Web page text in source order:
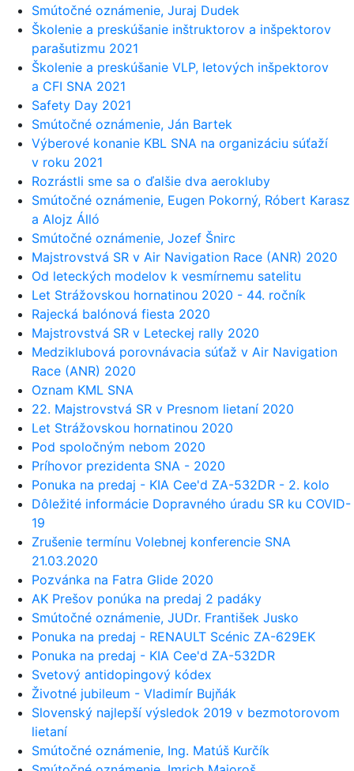
Smútočné oznámenie, Juraj Dudek
Školenie a preskúšanie inštruktorov a inšpektorov
parašutizmu 2021
Školenie a preskúšanie VLP, letových inšpektorov
a CFI SNA 2021
Safety Day 2021
Smútočné oznámenie, Ján Bartek
Výberové konanie KBL SNA na organizáciu súťaží
v roku 2021
Rozrástli sme sa o ďalšie dva aerokluby
Smútočné oznámenie, Eugen Pokorný, Róbert Karasz
a Alojz Álló
Smútočné oznámenie, Jozef Šnirc
Majstrovstvá SR v Air Navigation Race (ANR) 2020
Od leteckých modelov k vesmírnemu satelitu
Let Strážovskou hornatinou 2020 - 44. ročník
Rajecká balónová fiesta 2020
Majstrovstvá SR v Leteckej rally 2020
Medziklubová porovnávacia súťaž v Air Navigation
Race (ANR) 2020
Oznam KML SNA
22. Majstrovstvá SR v Presnom lietaní 2020
Let Strážovskou hornatinou 2020
Pod spoločným nebom 2020
Príhovor prezidenta SNA - 2020
Ponuka na predaj - KIA Cee'd ZA-532DR - 2. kolo
Dôležité informácie Dopravného úradu SR ku COVID-
19
Zrušenie termínu Volebnej konferencie SNA
21.03.2020
Pozvánka na Fatra Glide 2020
AK Prešov ponúka na predaj 2 padáky
Smútočné oznámenie, JUDr. František Jusko
Ponuka na predaj - RENAULT Scénic ZA-629EK
Ponuka na predaj - KIA Cee'd ZA-532DR
Svetový antidopingový kódex
Životné jubileum - Vladimír Bujňák
Slovenský najlepší výsledok 2019 v bezmotorovom
lietaní
Smútočné oznámenie, Ing. Matúš Kurčík